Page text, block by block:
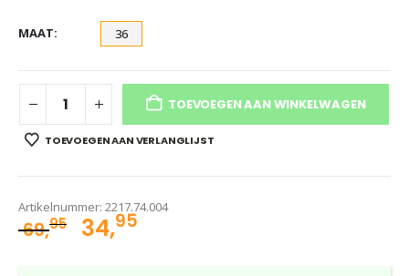
MAAT 36
TOEVOEGEN AAN WINKELWAGEN
TOEVOEGEN AAN VERLANGLIJST
Artikelnummer: 2217.74.004
69,95 Oorspronkelijke
34,95